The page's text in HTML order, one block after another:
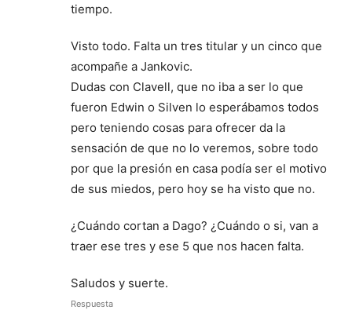
tiempo.
Visto todo. Falta un tres titular y un cinco que
acompañe a Jankovic.
Dudas con Clavell, que no iba a ser lo que
fueron Edwin o Silven lo esperábamos todos
pero teniendo cosas para ofrecer da la
sensación de que no lo veremos, sobre todo
por que la presión en casa podía ser el motivo
de sus miedos, pero hoy se ha visto que no.
¿Cuándo cortan a Dago? ¿Cuándo o si, van a
traer ese tres y ese 5 que nos hacen falta.
Saludos y suerte.
Respuesta